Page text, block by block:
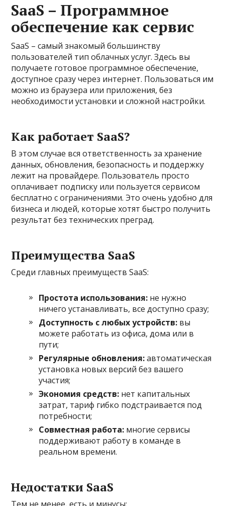
SaaS – Программное
обеспечение как сервис
SaaS – самый знакомый большинству
пользователей тип облачных услуг. Здесь вы
получаете готовое программное обеспечение,
доступное сразу через интернет. Пользоваться им
можно из браузера или приложения, без
необходимости установки и сложной настройки.
Как работает SaaS?
В этом случае вся ответственность за хранение
данных, обновления, безопасность и поддержку
лежит на провайдере. Пользователь просто
оплачивает подписку или пользуется сервисом
бесплатно с ограничениями. Это очень удобно для
бизнеса и людей, которые хотят быстро получить
результат без технических преград.
Преимущества SaaS
Среди главных преимуществ SaaS:
Простота использования: не нужно
ничего устанавливать, все доступно сразу;
Доступность с любых устройств: вы
можете работать из офиса, дома или в
пути;
Регулярные обновления:автоматическая
установка новых версий без вашего
участия;
Экономия средств: нет капитальных
затрат, тариф гибко подстраивается под
потребности;
Совместная работа: многие сервисы
поддерживают работу в команде в
реальном времени.
Недостатки SaaS